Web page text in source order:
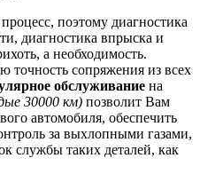
, поэтому диагностика
диагностика впрыска и
а необходимость.
сопряжения из всех
обслуживание на
30000 км) позволит Вам
автомобиля, обеспечить
за выхлопными газами,
службы таких деталей, как